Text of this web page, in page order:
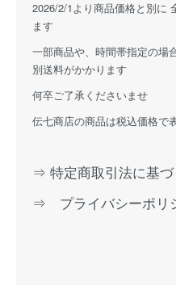
2026/2/1より商品価格と別に
ます
一部商品や、時間帯指定の場
別送料がかかります
何卒ご了承くださいませ
伝七商店の商品は税込価格で
⇒ 特定商取引法に基
⇒ プライバシーポリ